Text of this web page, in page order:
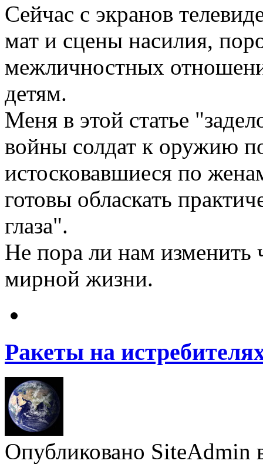
Сейчас с экранов
мат и сцены насилия,
межличностных
детям.
Меня в этой статье
войны солдат к оружию
истосковавшиеся по
готовы обласкать
глаза".
Не пора ли нам изменить
мирной жизни.
Ракеты на
Опубликовано SiteAdmin